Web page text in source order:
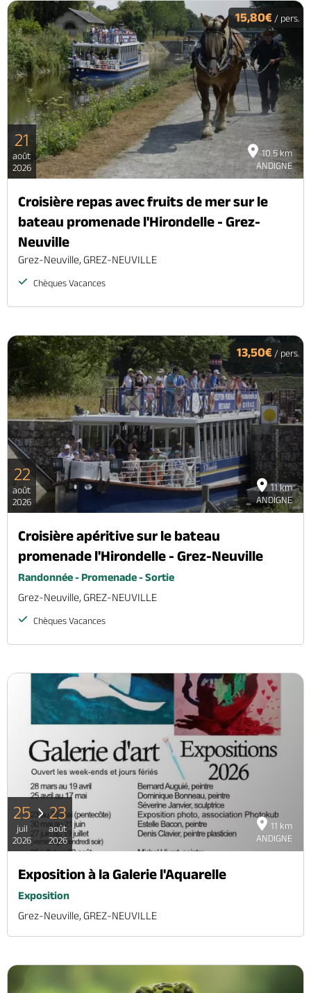
10.5 km
ANDIGNE
15,80€ / pers.
21
août
2026
Croisière repas avec fruits de mer sur le
bateau promenade l'Hirondelle - Grez-
Neuville
Grez-Neuville, GREZ-NEUVILLE
Chèques Vacances
11 km
ANDIGNE
13,50€ / pers.
22
août
2026
Croisière apéritive sur le bateau
promenade l'Hirondelle - Grez-Neuville
Randonnée - Promenade - Sortie
Grez-Neuville, GREZ-NEUVILLE
Chèques Vacances
11 km
ANDIGNE
25
juil
2026
23
août
2026
Exposition à la Galerie l'Aquarelle
Exposition
Grez-Neuville, GREZ-NEUVILLE